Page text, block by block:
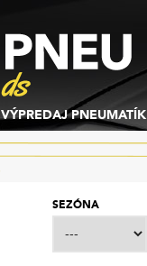
VÝPREDAJ PNEUMATÍK
SEZÓNA